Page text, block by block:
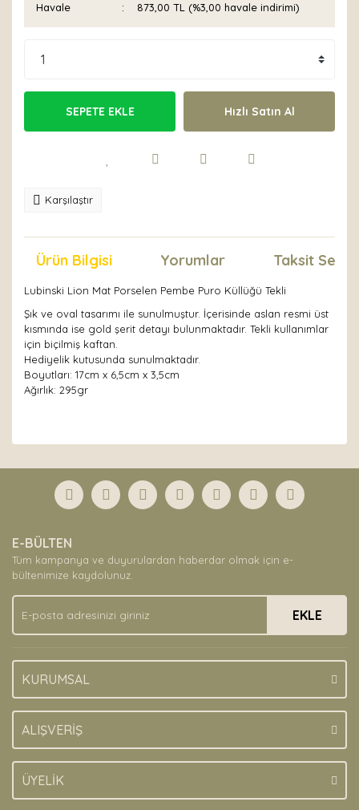
Havale 873,00 TL (%3,00 havale indirimi)
SEPETE EKLE Hızlı Satın Al
Karşılaştır
Ürün Bilgisi Yorumlar Taksit
Lubinski Lion Mat Porselen Pembe Puro Küllüğü Tekli
Şık ve oval tasarımı ile sunulmuştur. İçerisinde aslan resmi üst
kısmında ise gold şerit detayı bulunmaktadır. Tekli kullanımlar
için biçilmiş kaftan.
Hediyelik kutusunda sunulmaktadır.
Boyutları: 17cm x 6,5cm x 3,5cm
Ağırlık: 295gr
Yorum Yaz
formunu kullanarak tarafımıza iletebilirsiniz.
Görüş ve önerileriniz için teşekkür ederiz.
Ürün açıklamasında eksik bilgiler bulunuyor.
Ürün bilgilerinde hatalar bulunuyor.
Ürün fiyatı diğer sitelerden daha pahalı.
Bu ürüne benzer farklı alternatifler olmalı.
E-BÜLTEN
Tüm kampanya ve duyurulardan haberdar olmak için e-
bültenimize kaydolunuz.
EKLE
KURUMSAL
ALIŞVERİŞ
ÜYELİK